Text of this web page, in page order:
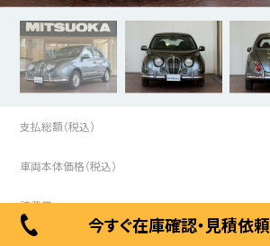
支払総額（税込）
車両本体価格（税込）
諸費用
今すぐ在庫確認・見積依頼